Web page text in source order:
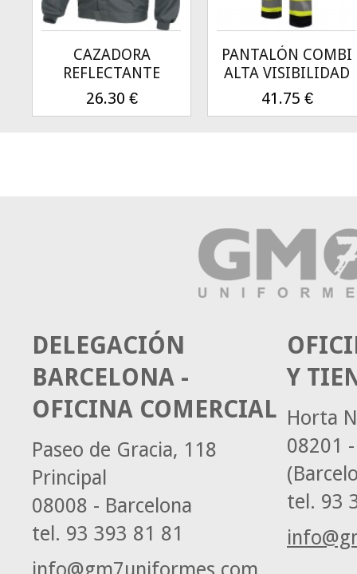
CAZADORA
REFLECTANTE
26.30 €
PANTALÓN COMBI
ALTA VISIBILIDAD
41.75 €
Y
Horta
08201
tel. 93
DELEGACIÓN
BARCELONA -
OFICINA COMERCIAL
Paseo de Gracia, 118
Principal
08008 - Barcelona
tel. 93 393 81 81